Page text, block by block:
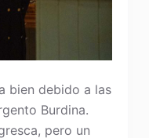
bien debido a las
Burdina.
pero un